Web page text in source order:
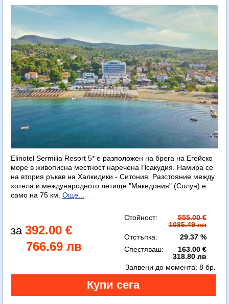
Elinotel Sermilia Resort 5* е разположен на брега на Егейско
море в живописна местност наречена Псакудия. Намира се
на втория ръкав на Халкидики - Ситония. Разстояние между
хотела и международното летище "Македония" (Солун) е
само на 75 км. Още...
392.00 €
766.69 лв
Стойност:
555.00 €
1085.49 лв
Отстъпка:
29.37 %
Спестяваш:
163.00 €
318.80 лв
Заявени до момента: 8 бр.